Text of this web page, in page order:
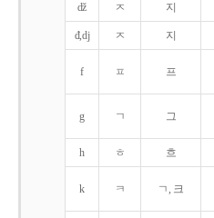
dž ㅈ 지
đ,dj ㅈ 지
f ㅍ 프
g ㄱ 그
h ㅎ 흐
k ㅋ ㄱ, 크